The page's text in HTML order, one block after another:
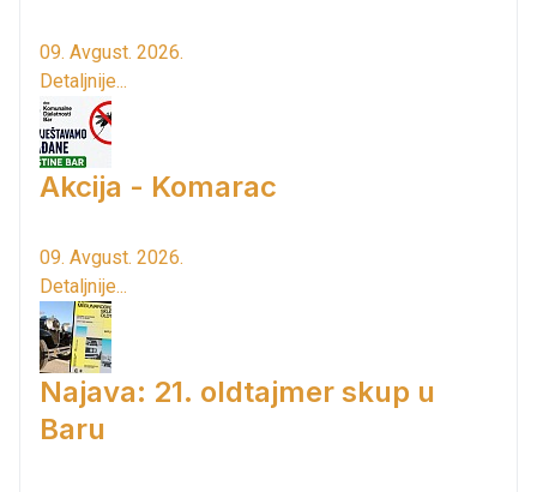
09. Avgust. 2026.
Detaljnije...
Akcija - Komarac
09. Avgust. 2026.
Detaljnije...
Najava: 21. oldtajmer skup u
Baru